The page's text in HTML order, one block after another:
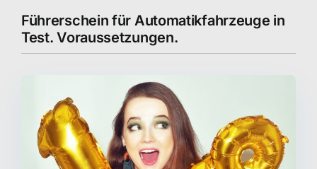
Führerschein für Automatikfahrzeuge in
Test. Voraussetzungen.